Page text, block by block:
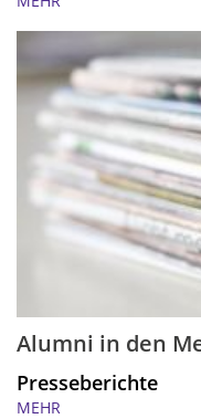
Alumni in den
Presseberichte
MEHR